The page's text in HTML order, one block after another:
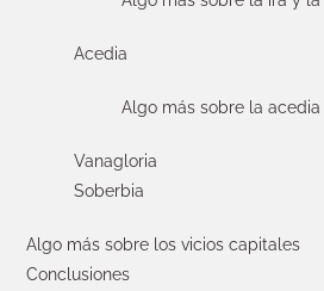
Acedia
Algo más sobre la acedia
Vanagloria
Soberbia
Algo más sobre los vicios capitales
Conclusiones